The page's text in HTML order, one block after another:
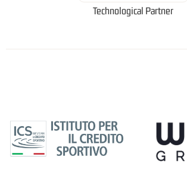
Technological Partner